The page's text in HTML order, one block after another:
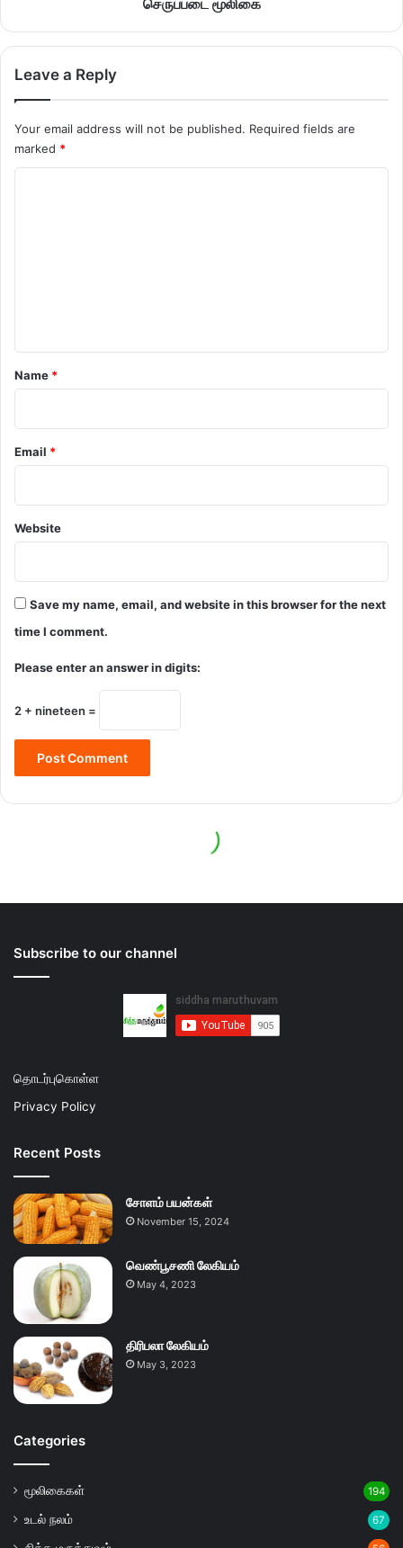
Subscribe to our channel
தொடர்புகொள்ள
Privacy Policy
Recent Posts
சோளம் பயன்கள்
November 15, 2024
வெண்பூசணி லேகியம்
May 4, 2023
திரிபலா லேகியம்
May 3, 2023
Categories
மூலிகைகள் 194
உடல் நலம் 67